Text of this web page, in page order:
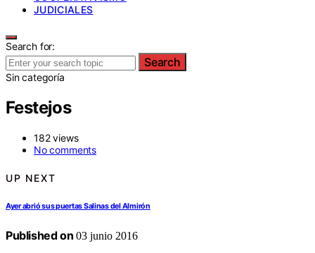
JUDICIALES
Search for:
Search
Sin categoría
Festejos
182 views
No comments
UP NEXT
Ayer abrió sus puertas Salinas del Almirón
Published on 03 junio 2016